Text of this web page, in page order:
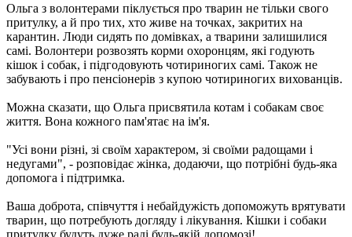
Ольга з волонтерами піклується про тварин не тільки свого
притулку, а й про тих, хто живе на точках, закритих на
карантин. Люди сидять по домівках, а тварини залишилися
самі. Волонтери розвозять корми охоронцям, які годують
кішок і собак, і підгодовують чотириногих самі. Також не
забувають і про пенсіонерів з купою чотириногих вихованців.
Можна сказати, що Ольга присвятила котам і собакам своє
життя. Вона кожного пам'ятає на ім'я.
"Усі вони різні, зі своїм характером, зі своїми радощами і
недугами", - розповідає жінка, додаючи, що потрібні будь-яка
допомога і підтримка.
Ваша доброта, співчуття і небайдужість допоможуть врятувати
тварин, що потребують догляду і лікування. Кішки і собаки
притулку будуть дуже раді будь-якій допомозі!